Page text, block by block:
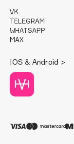
DABO
DARLING*
Davines
Deonica
Dessange
Dolce & Gabbana
VK
TELEGRAM
WHATSAPP
MAX
IOS & Android >